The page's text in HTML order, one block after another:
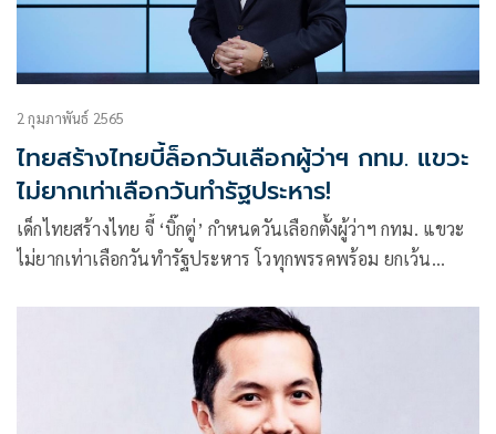
2 กุมภาพันธ์ 2565
ไทยสร้างไทยบี้ล็อกวันเลือกผู้ว่าฯ กทม. แขวะ
ไม่ยากเท่าเลือกวันทำรัฐประหาร!
เด็กไทยสร้างไทย จี้ ‘บิ๊กตู่’ กำหนดวันเลือกตั้งผู้ว่าฯ กทม. แขวะ
ไม่ยากเท่าเลือกวันทำรัฐประหาร โวทุกพรรคพร้อม ยกเว้น